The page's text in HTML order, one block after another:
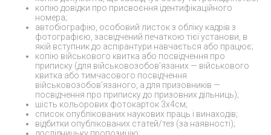
копію довідки про присвоєння ідентифікаційного
номера;
автобіографію, особовий листок з обліку кадрів з
фотографією, засвідчений печаткою тієї установи, в
якій вступник до аспірантури навчається або працює;
копію військового квитка або посвідчення про
приписку (для військовозобов’язаних — вiйськового
квитка або тимчасового посвiдчення
вiйськовозобов'язаного, а для призовникiв —
посвiдчення про приписку до призовних дiльниць);
шість кольорових фотокарток 3х4см;
список опублікованих наукових праць і винаходів;
відбитки опублікованих статей/тез (за наявності);
дослідницьку пропозицію;